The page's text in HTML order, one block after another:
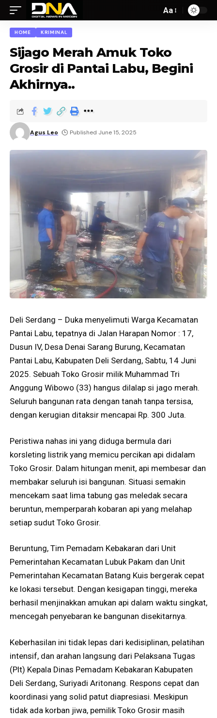
Aa
HOME KRIMINAL
Sijago Merah Amuk Toko
Grosir di Pantai Labu, Begini
Akhirnya..
Agus Leo Published June 15, 2025
Deli Serdang – Duka menyelimuti Warga Kecamatan
Pantai Labu, tepatnya di Jalan Harapan Nomor : 17,
Dusun IV, Desa Denai Sarang Burung, Kecamatan
Pantai Labu, Kabupaten Deli Serdang, Sabtu, 14 Juni
2025. Sebuah Toko Grosir milik Muhammad Tri
Anggung Wibowo (33) hangus dilalap si jago merah.
Seluruh bangunan rata dengan tanah tanpa tersisa,
dengan kerugian ditaksir mencapai Rp. 300 Juta.
Peristiwa nahas ini yang diduga bermula dari
korsleting listrik yang memicu percikan api didalam
Toko Grosir. Dalam hitungan menit, api membesar dan
membakar seluruh isi bangunan. Situasi semakin
mencekam saat lima tabung gas meledak secara
beruntun, memperparah kobaran api yang melahap
setiap sudut Toko Grosir.
Beruntung, Tim Pemadam Kebakaran dari Unit
Pemerintahan Kecamatan Lubuk Pakam dan Unit
Pemerintahan Kecamatan Batang Kuis bergerak cepat
ke lokasi tersebut. Dengan kesigapan tinggi, mereka
berhasil menjinakkan amukan api dalam waktu singkat,
mencegah penyebaran ke bangunan disekitarnya.
Keberhasilan ini tidak lepas dari kedisiplinan, pelatihan
intensif, dan arahan langsung dari Pelaksana Tugas
(Plt) Kepala Dinas Pemadam Kebakaran Kabupaten
Deli Serdang, Suriyadi Aritonang. Respons cepat dan
koordinasi yang solid patut diapresiasi. Meskipun
tidak ada korban jiwa, pemilik Toko Grosir masih